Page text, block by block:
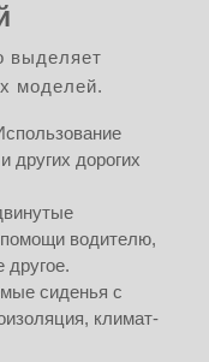
выделяет
моделей.
других дорогих
водителю,
другое.
сиденья с
климат-